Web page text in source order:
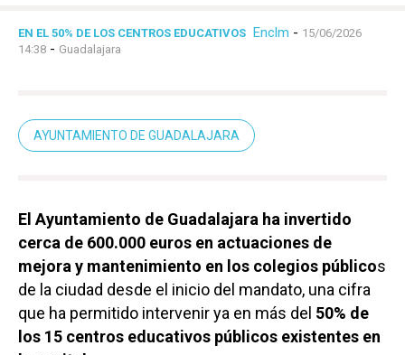
EN EL 50% DE LOS CENTROS EDUCATIVOS Enclm - 15/06/2026
14:38 - Guadalajara
AYUNTAMIENTO DE GUADALAJARA
El Ayuntamiento de Guadalajara ha invertido
cerca de 600.000 euros en actuaciones de
mejora y mantenimiento en los colegios públicos
de la ciudad desde el inicio del mandato, una cifra
que ha permitido intervenir ya en más del 50% de
los 15 centros educativos públicos existentes en